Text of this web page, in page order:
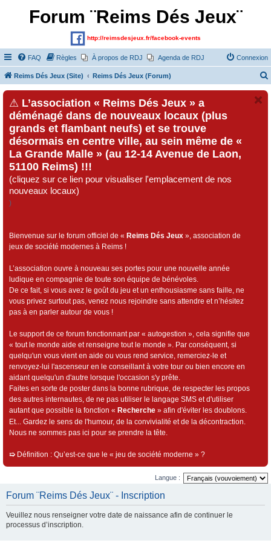
Forum ¨Reims Dés Jeux¨
http://reimsdesjeux.fr/facebook-events
FAQ Règles À propos de RDJ Agenda de RDJ Connexion
Reims Dés Jeux (Site) Reims Dés Jeux (Forum)
⚠ L’association « Reims Dés Jeux » a
déménagé dans de nouveaux locaux (plus
grands et flambant neufs) et se trouve
désormais en centre ville, au sein même de «
La Grande Malle » (au 12-14 Avenue de Laon,
51100 Reims) !!!
(cliquez sur ce lien pour visualiser l'emplacement de nos
nouveaux locaux)
)
Bienvenue sur le forum officiel de « Reims Dés Jeux », association de
jeux de société modernes à Reims !
L’association ouvre à nouveau ses portes pour une nouvelle année
ludique en compagnie de toute son équipe de bénévoles.
De ce fait, si vous avez le goût du jeu et un enthousiasme sans faille, ne
vous privez surtout pas, venez nous rejoindre sans attendre et n’hésitez
pas à en parler autour de vous !
Le support de ce forum fonctionnant par « autogestion », cela signifie que
« tout le monde aide et renseigne tout le monde ». Par conséquent, si
quelqu'un vous vient en aide ou vous rend service, remerciez-le et
renvoyez-lui l'ascenseur en le conseillant à votre tour ou bien encore en
aidant quelqu'un d'autre lorsque l'occasion s'y prête.
Faites en sorte de poster dans la bonne rubrique, de respecter les propos
des autres internautes, de ne pas utiliser le langage SMS et d'utiliser
autant que possible la fonction « Recherche » afin d'éviter les doublons.
Et... Gardez le sens de l'humour, de la convivialité et de la décontraction.
Nous ne sommes pas ici pour se prendre la tête.
➯ Définition : Qu’est-ce que le « jeu de société moderne » ?
Langue :
Forum ¨Reims Dés Jeux¨ - Inscription
Veuillez nous renseigner votre date de naissance afin de continuer le
processus d’inscription.